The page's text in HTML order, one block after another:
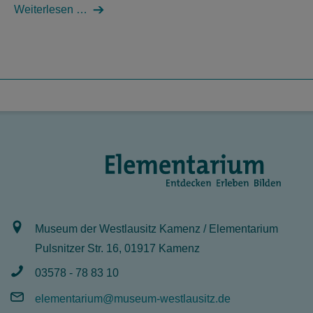
Weiterlesen …
Museum der Westlausitz Kamenz / Elementarium
Pulsnitzer Str. 16, 01917 Kamenz
03578 - 78 83 10
elementarium@museum-westlausitz.de